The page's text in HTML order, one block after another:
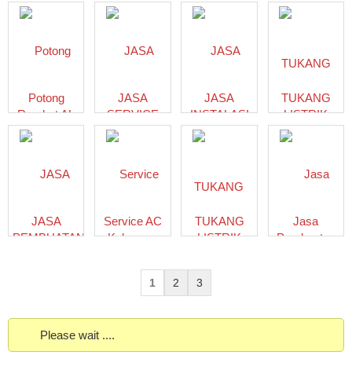
Herbal
BANYUMAS
KULKAS DI
085779126200
Potong
Rambut AL
GHIFARI
JASA
SERVICE
JASA
INSTALASI
LISTRIK
TUKANG
LISTRIK
KEBUMEN
JASA
PEMBUATAN
Service AC
Kebumen
TEKNIK
GROUP
TUKANG
LISTRIK
Jasa
Pembuatan
1 2 3
Please wait ....